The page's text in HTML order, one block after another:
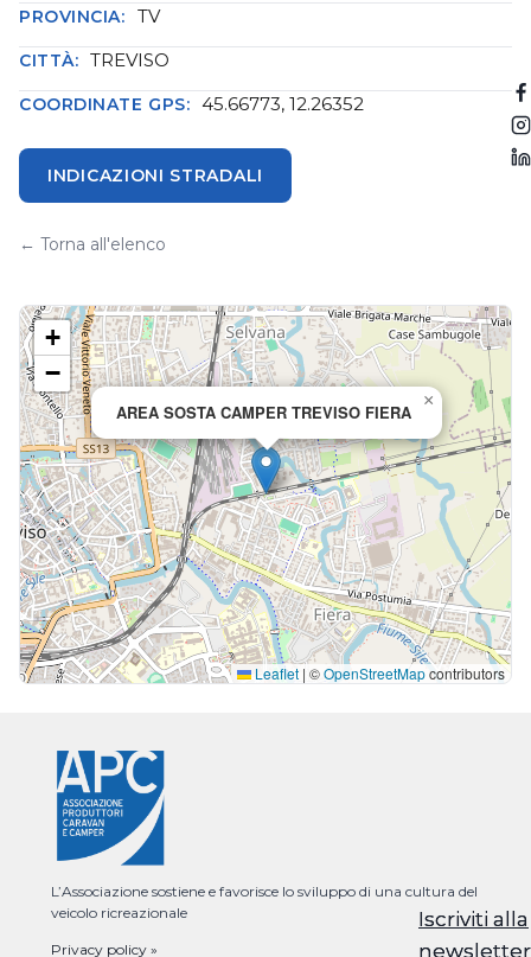
Iscriviti alla
newsletter
PROVINCIA: TV
CITTÀ: TREVISO
COORDINATE GPS: 45.66773, 12.26352
INDICAZIONI STRADALI
← Torna all'elenco
AREA SOSTA CAMPER TREVISO FIERA
×
+
−
Leaflet | ©OpenStreetMapcontributors
L’Associazione sostiene e favorisce lo sviluppo di una cultura del
veicolo ricreazionale
Privacy policy »
Iscriviti alla
newsletter